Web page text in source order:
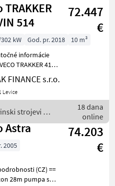
Filtri
TRAKKER
514
72.447
€
kW God. pr. 2018
10 m³
informácie
10 m3 r.v.
motorová brzda, kl
FINANCE s.r.o.
Levice
strojevi /
18 dana
online
Astra
74.203
€
2005
(CZ) ==
28m pumpa s